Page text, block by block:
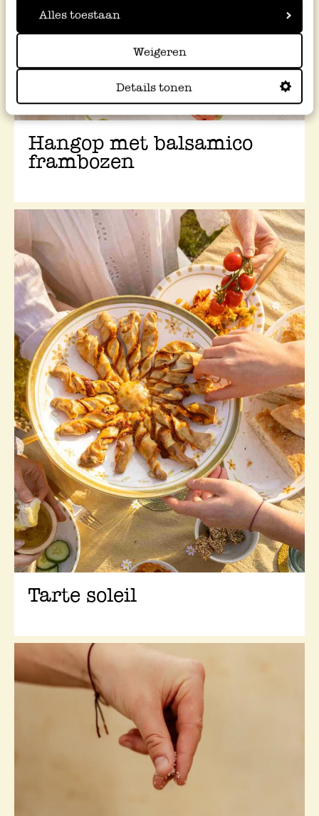
Alles toestaan
Weigeren
Details tonen
Hangop met balsamico
frambozen
Tarte soleil